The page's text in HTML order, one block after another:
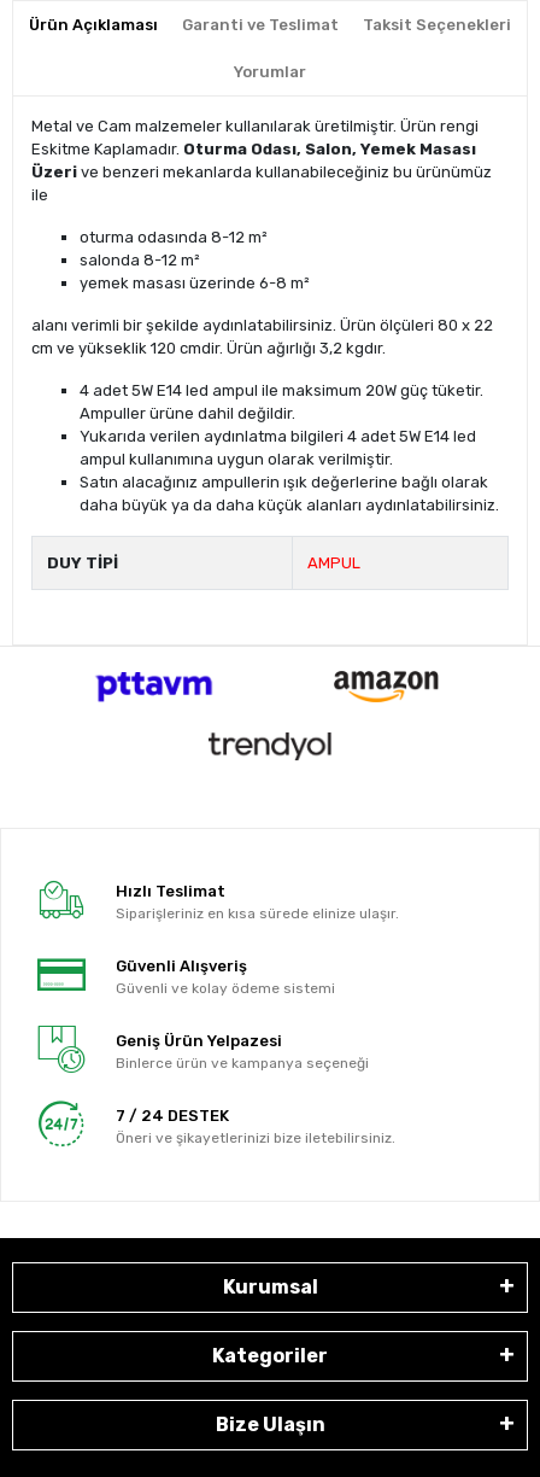
Ürün Açıklaması Garanti ve Teslimat Taksit Seçenekleri
Yorumlar
Metal ve Cam malzemeler kullanılarak üretilmiştir. Ürün rengi
Eskitme Kaplamadır. Oturma Odası, Salon, Yemek Masası
Üzeri ve benzeri mekanlarda kullanabileceğiniz bu ürünümüz
ile
oturma odasında 8-12 m²
salonda 8-12 m²
yemek masası üzerinde 6-8 m²
alanı verimli bir şekilde aydınlatabilirsiniz. Ürün ölçüleri 80 x 22
cm ve yükseklik 120 cmdir. Ürün ağırlığı 3,2 kgdır.
4 adet 5W E14 led ampul ile maksimum 20W güç tüketir.
Ampuller ürüne dahil değildir.
Yukarıda verilen aydınlatma bilgileri 4 adet 5W E14 led
ampul kullanımına uygun olarak verilmiştir.
Satın alacağınız ampullerin ışık değerlerine bağlı olarak
daha büyük ya da daha küçük alanları aydınlatabilirsiniz.
DUY TİPİ AMPUL
Hızlı Teslimat
Siparişleriniz en kısa sürede elinize ulaşır.
Güvenli Alışveriş
Güvenli ve kolay ödeme sistemi
Geniş Ürün Yelpazesi
Binlerce ürün ve kampanya seçeneği
7 / 24 DESTEK
Öneri ve şikayetlerinizi bize iletebilirsiniz.
Kurumsal
Kategoriler
Bize Ulaşın